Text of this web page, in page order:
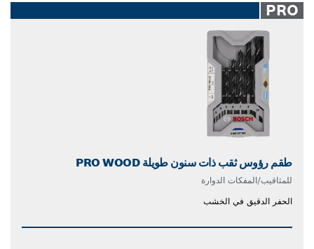
PRO
طقم رؤوس ثقب ذات سنون طويلة PRO WOOD
للمثاقيب/المفكات الدوارة
الحفر الدقيق في الخشب